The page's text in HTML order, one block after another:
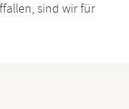
sind wir für